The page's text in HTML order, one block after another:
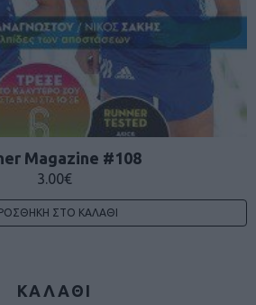
Magazine #108
3.00€
ΣΤΟ ΚΑΛΆΘΙ
ΚΑΛΑΘΙ